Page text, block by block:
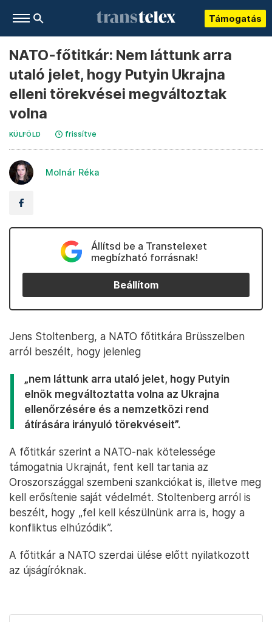
Támogatás
NATO-főtitkár: Nem láttunk arra
utaló jelet, hogy Putyin Ukrajna
elleni törekvései megváltoztak
volna
KÜLFÖLD frissítve
Molnár Réka
Állítsd be a Transtelexet
megbízható forrásnak!
Beállítom
Jens Stoltenberg, a NATO főtitkára Brüsszelben
arról beszélt, hogy jelenleg
„nem láttunk arra utaló jelet, hogy Putyin
elnök megváltoztatta volna az Ukrajna
ellenőrzésére és a nemzetközi rend
átírására irányuló törekvéseit”.
A főtitkár szerint a NATO-nak kötelessége
támogatnia Ukrajnát, fent kell tartania az
Oroszországgal szembeni szankciókat is, illetve meg
kell erősítenie saját védelmét. Stoltenberg arról is
beszélt, hogy „fel kell készülnünk arra is, hogy a
konfliktus elhúzódik”.
A főtitkár a NATO szerdai ülése előtt nyilatkozott
az újságíróknak.